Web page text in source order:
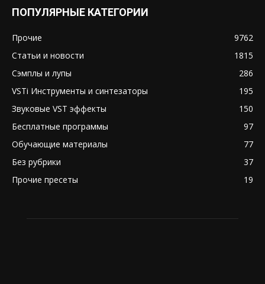
ПОПУЛЯРНЫЕ КАТЕГОРИИ
Прочие
9762
Статьи и новости
1815
Сэмплы и лупы
286
VSTi Инструменты и синтезаторы
195
Звуковые VST эффекты
150
Бесплатные программы
97
Обучающие материалы
77
Без рубрики
37
Прочие пресеты
19